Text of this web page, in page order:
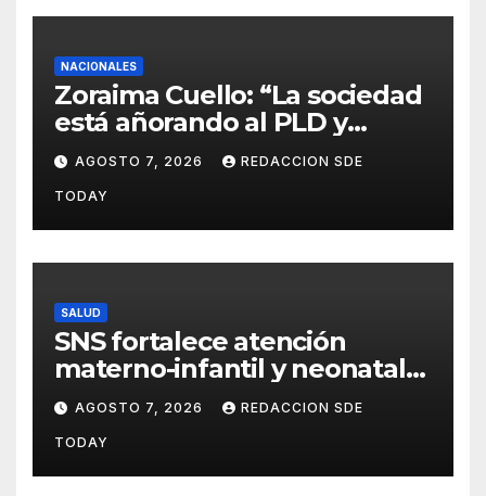
NACIONALES
Zoraima Cuello: “La sociedad
está añorando al PLD y
nuestro deber es comunicar
con la verdad y las
evidencias”
AGOSTO 7, 2026 REDACCION SDE
TODAY
SALUD
SNS fortalece atención
materno-infantil y neonatal
con nuevas estrategias y
avances en la Red Pública de
Salud
AGOSTO 7, 2026 REDACCION SDE
TODAY